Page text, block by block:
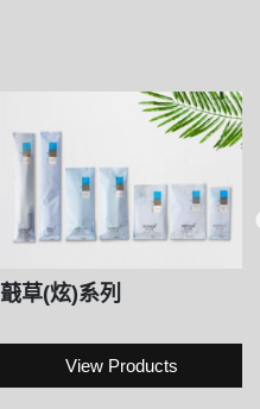
蕺草(炫)系列
View Products